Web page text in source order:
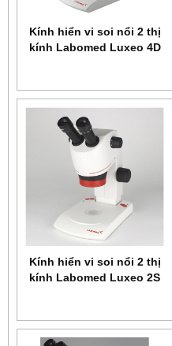
Kính hiển vi soi nổi 2 thị
kính Labomed Luxeo 4D
Kính hiển vi soi nổi 2 thị
kính Labomed Luxeo 2S